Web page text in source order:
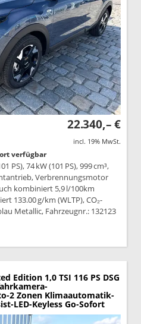
22.340,– €
incl. 19% MwSt.
verfügbar
PS), 74 kW (101 PS), 999 cm³,
Verbrennungsmotor
kombiniert 5,9 l/100km
133.00 g/km (WLTP), CO₂-
Metallic, Fahrzeugnr.: 132123
drucken
Edition 1,0 TSI 116 PS DSG
2 Zonen Klimaautomatik-
LED-Keyless Go-Sofort